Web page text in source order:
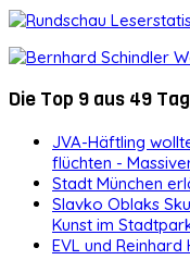
Die Top 9 aus 49
JVA-Häftling
flüchten -
Stadt München
Slavko Oblaks
Kunst im
EVL und